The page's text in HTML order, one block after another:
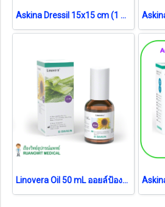
Askina Dressil 15x15 cm (1 แผ่น)
Linovera Oil 50 mL ออยล์ป้องกันแผลกดทับ (exp 10-2026)